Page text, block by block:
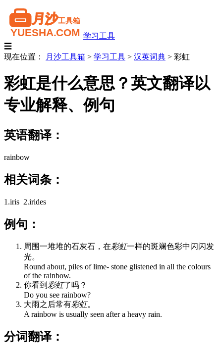
学习工具
☰
现在位置：
月沙工具箱 > 学习工具 > 汉英词典 > 彩虹
彩虹是什么意思？英文翻译以
专业解释、例句
英语翻译：
rainbow
相关词条：
1.iris 2.irides
例句：
周围一堆堆的石灰石，在彩虹一样的斑斓色彩中闪闪发
光。
Round about, piles of lime- stone glistened in all the colours
of the rainbow.
你看到 彩虹了吗？
Do you see rainbow?
大雨之后常有彩虹。
A rainbow is usually seen after a heavy rain.
分词翻译：